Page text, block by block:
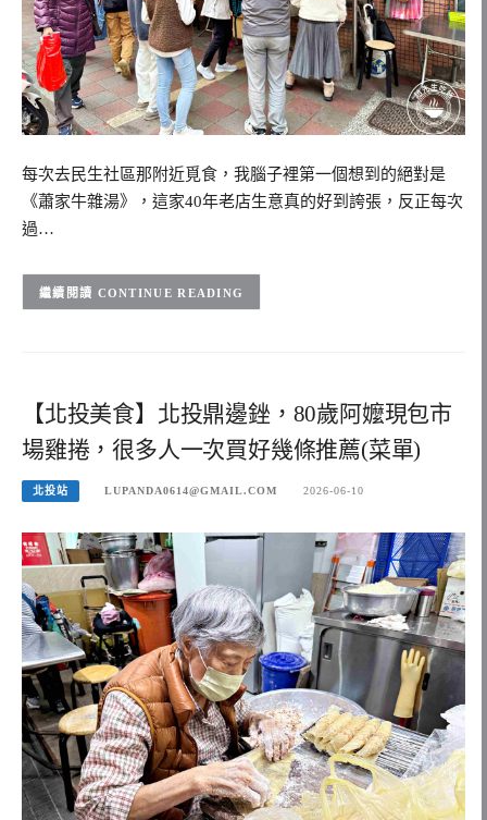
每次去民生社區那附近覓食，我腦子裡第一個想到的絕對是
《蕭家牛雜湯》，這家40年老店生意真的好到誇張，反正每次
過…
CONTINUE READING
【北投美食】北投鼎邊銼，80歲阿嬤現包市
場雞捲，很多人一次買好幾條推薦(菜單)
北投站 LUPANDA0614@GMAIL.COM 2026-06-10